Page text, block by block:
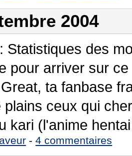
2004
: Statistiques des
pour arriver sur
ta fanbase
plains ceux qui
kari (l'anime
-4 commentaires